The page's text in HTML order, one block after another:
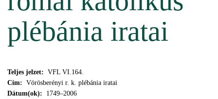
plébánia iratai
Teljes jelzet: VFL VI.164.
Cím: Vörösberényi r. k. plébánia iratai
Dátum(ok): 1749–2006